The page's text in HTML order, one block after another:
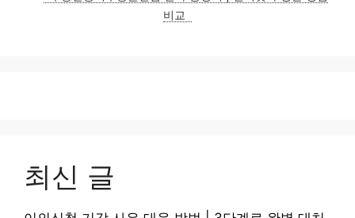
비교
최신 글